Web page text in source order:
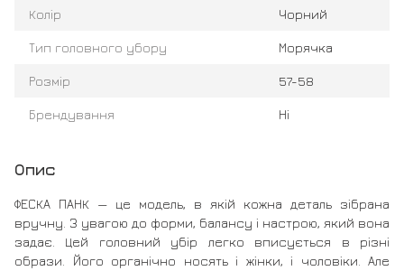
Колір Чорний
Тип головного убору Морячка
Розмір 57-58
Брендування Ні
Опис
ФЕСКА ПАНК — це модель, в якій кожна деталь зібрана
вручну. З увагою до форми, балансу і настрою, який вона
задає. Цей головний убір легко вписується в різні
образи. Його органічно носять і жінки, і чоловіки. Але